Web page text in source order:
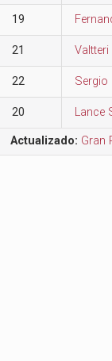
19
21
22 Sergio
20 Lance
Actualizado: Gran